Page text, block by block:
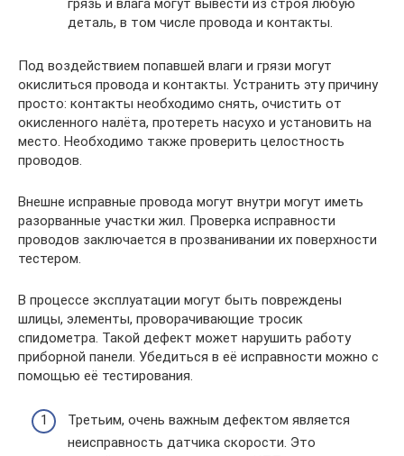
грязь и влага могут вывести из строя любую
деталь, в том числе провода и контакты.
Под воздействием попавшей влаги и грязи могут
окислиться провода и контакты. Устранить эту причину
просто: контакты необходимо снять, очистить от
окисленного налёта, протереть насухо и установить на
место. Необходимо также проверить целостность
проводов.
Внешне исправные провода могут внутри могут иметь
разорванные участки жил. Проверка исправности
проводов заключается в прозванивании их поверхности
тестером.
В процессе эксплуатации могут быть повреждены
шлицы, элементы, проворачивающие тросик
спидометра. Такой дефект может нарушить работу
приборной панели. Убедиться в её исправности можно с
помощью её тестирования.
Третьим, очень важным дефектом является
неисправность датчика скорости. Это